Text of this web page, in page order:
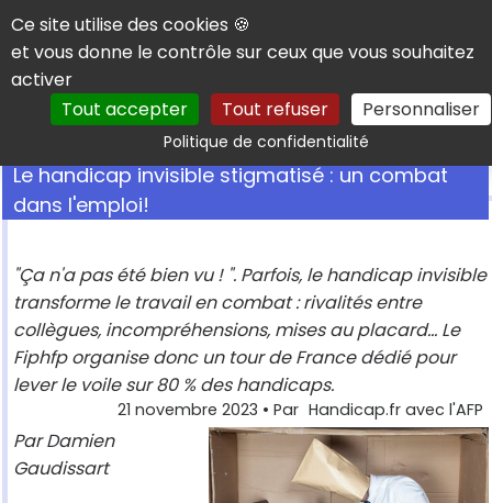
Panneau de gestion des cookies
Ce site utilise des cookies 🍪
et vous donne le contrôle sur ceux que vous souhaitez
activer
Tout accepter
Tout refuser Personnaliser
Politique de confidentialitéRechercher
Le handicap invisible stigmatisé : un combat
dans l'emploi!
"Ça n'a pas été bien vu ! ". Parfois, le handicap invisible
transforme le travail en combat : rivalités entre
collègues, incompréhensions, mises au placard... Le
Fiphfp organise donc un tour de France dédié pour
lever le voile sur 80 % des handicaps.
21 novembre 2023 • Par Handicap.fr avec l'AFP
Par Damien
Gaudissart